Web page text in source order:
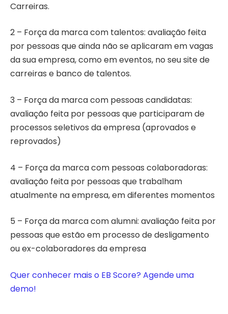
Carreiras.
2 – Força da marca com talentos: avaliação feita
por pessoas que ainda não se aplicaram em vagas
da sua empresa, como em eventos, no seu site de
carreiras e banco de talentos.
3 – Força da marca com pessoas candidatas:
avaliação feita por pessoas que participaram de
processos seletivos da empresa (aprovados e
reprovados)
4 – Força da marca com pessoas colaboradoras:
avaliação feita por pessoas que trabalham
atualmente na empresa, em diferentes momentos
5 – Força da marca com alumni: avaliação feita por
pessoas que estão em processo de desligamento
ou ex-colaboradores da empresa
Quer conhecer mais o EB Score? Agende uma
demo!